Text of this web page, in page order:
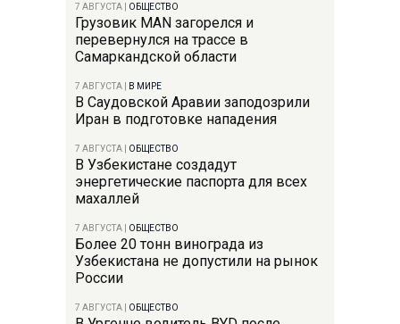
7 АВГУСТА ОБЩЕСТВО
Грузовик MAN загорелся и
перевернулся на трассе в
Самаркандской области
7 АВГУСТА В МИРЕ
В Саудовской Аравии заподозрили
Иран в подготовке нападения
7 АВГУСТА ОБЩЕСТВО
В Узбекистане создадут
энергетические паспорта для всех
махаллей
7 АВГУСТА ОБЩЕСТВО
Более 20 тонн винограда из
Узбекистана не допустили на рынок
России
7 АВГУСТА ОБЩЕСТВО